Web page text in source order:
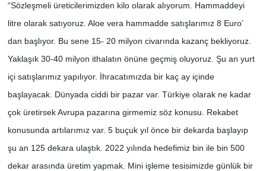
“Sözleşmeli üreticilerimizden kilo olarak alıyorum. Hammaddeyi
litre olarak satıyoruz. Aloe vera hammadde satışlarımız 8 Euro’
dan başlıyor. Bu sene 15- 20 milyon civarında kazanç bekliyoruz.
Yaklaşık 30-40 milyon ithalatın önüne geçmiş oluyoruz. Şu an yurt
içi satışlarımız yapılıyor. İhracatımızda bir kaç ay içinde
başlayacak. Dünyada ciddi bir pazar var. Türkiye olarak ne kadar
çok üretirsek Avrupa pazarına girmemiz söz konusu. Rekabet
konusunda artılarımız var. 5 buçuk yıl önce bir dekarda başlayıp
şu an 125 dekara ulaştık. 2022 yılında hedefimiz bin ile bin 500
dekar arasında üretim yapmak. Mini işleme tesisimizde günlük bir